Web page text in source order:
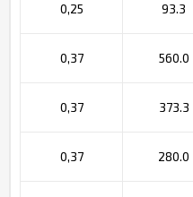
0,25 93.3
0,37 560.0
0,37 373.3
0,37 280.0